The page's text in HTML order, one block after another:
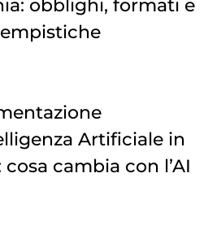
obblighi, formati e
Artificiale in
cosa cambia con l’AI